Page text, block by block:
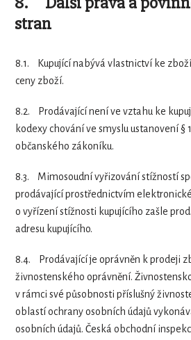
stran
8.1.
Kupující nabývá vlastnictví ke
ceny zboží.
8.2.
Prodávající není ve vztahu ke
kodexy chování ve smyslu ustanovení §
občanského zákoníku.
8.3.
Mimosoudní vyřizování stížností
prodávající prostřednictvím
o vyřízení stížnosti kupujícího zašle
adresu kupujícího.
8.4.
Prodávající je oprávněn k prodeji
živnostenského oprávnění.
v rámci své působnosti příslušný
oblastí ochrany osobních údajů
osobních údajů. Česká obchodní